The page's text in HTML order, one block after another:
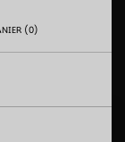
(0)